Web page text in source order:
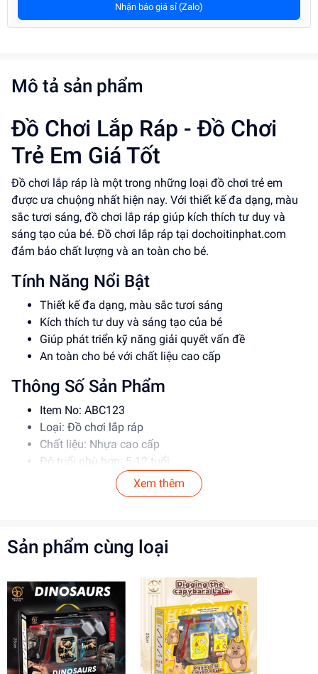
Nhận báo giá sỉ (Zalo)
Mô tả sản phẩm
Đồ Chơi Lắp Ráp - Đồ Chơi
Trẻ Em Giá Tốt
Đồ chơi lắp ráp là một trong những loại đồ chơi trẻ em
được ưa chuộng nhất hiện nay. Với thiết kế đa dạng, màu
sắc tươi sáng, đồ chơi lắp ráp giúp kích thích tư duy và
sáng tạo của bé. Đồ chơi lắp ráp tại dochoitinphat.com
đảm bảo chất lượng và an toàn cho bé.
Tính Năng Nổi Bật
Thiết kế đa dạng, màu sắc tươi sáng
Kích thích tư duy và sáng tạo của bé
Giúp phát triển kỹ năng giải quyết vấn đề
An toàn cho bé với chất liệu cao cấp
Thông Số Sản Phẩm
Item No: ABC123
Loại: Đồ chơi lắp ráp
Chất liệu: Nhựa cao cấp
Độ tuổi phù hợp: 5-12 tuổi
Hướng Dẫn Sử Dụng
Luôn giám sát bé khi chơi để đảm bảo an toàn
Lợi Ích Phát Triển
Phát triển tư duy và sáng tạo
Giúp bé học hỏi và khám phá
Tăng cường kỹ năng giải quyết vấn đề
Mua ngay đồ chơi lắp ráp tạidochoitinphat.com
Xem thêm
Sản phẩm cùng loại